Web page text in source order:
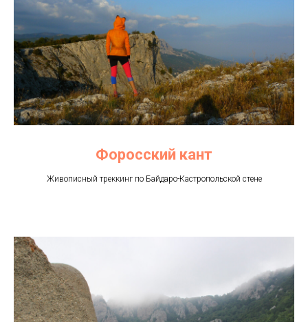
Форосский кант
Живописный треккинг по Байдаро-Кастропольской стене